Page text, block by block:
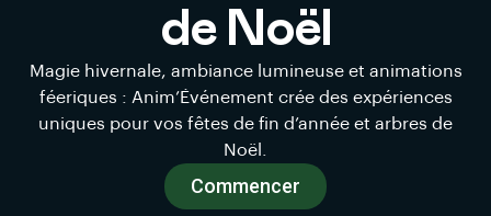
de Noël
Magie hivernale, ambiance lumineuse et animations
féeriques : Anim’Événement crée des expériences
uniques pour vos fêtes de fin d’année et arbres de
Noël.
Commencer